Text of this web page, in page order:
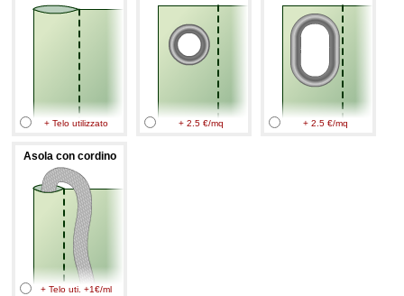
+ Telo utilizzato + 2.5 €/mq + 2.5 €/mq
Asola con cordino
+ Telo uti. +1€/ml